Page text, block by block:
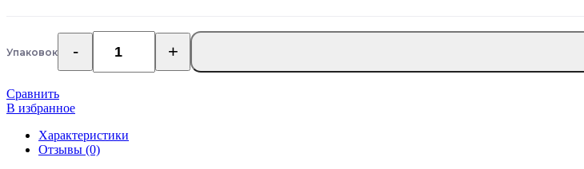
УпаковокКоличество
товара
ламинат
Home
Expert
Prime
Сравнить
В избранное
Характеристики
Отзывы (0)